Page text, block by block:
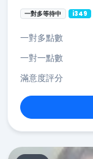
一對多等待中 i349
一對多點數
一對一點數
滿意度評分